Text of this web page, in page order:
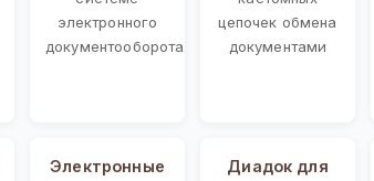
электронного
документооборота
цепочек обмена
документами
Электронные
Диадок для